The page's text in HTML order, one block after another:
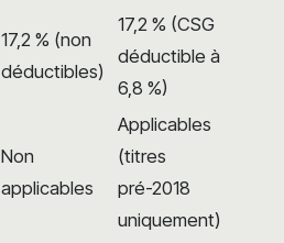
17,2 % (non
déductibles)
17,2 % (CSG
déductible à
6,8 %)
Non
applicables
Applicables
(titres
pré-2018
uniquement)